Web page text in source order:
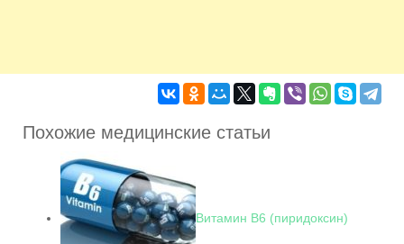
Похожие медицинские статьи
Витамин В6 (пиридоксин)